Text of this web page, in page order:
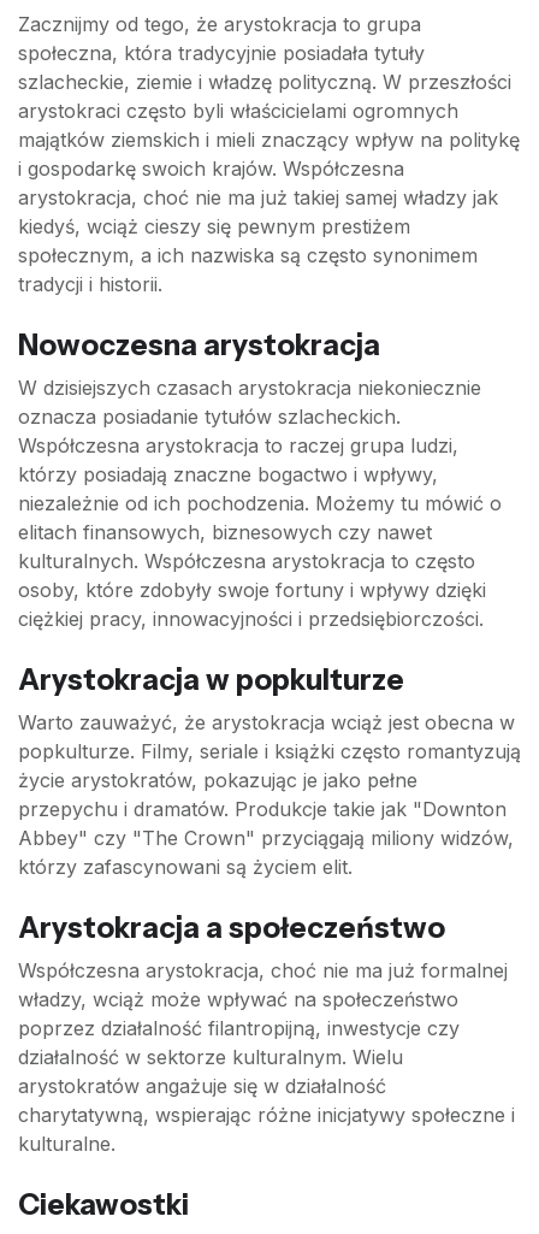
Zacznijmy od tego, że arystokracja to grupa
społeczna, która tradycyjnie posiadała tytuły
szlacheckie, ziemie i władzę polityczną. W przeszłości
arystokraci często byli właścicielami ogromnych
majątków ziemskich i mieli znaczący wpływ na politykę
i gospodarkę swoich krajów. Współczesna
arystokracja, choć nie ma już takiej samej władzy jak
kiedyś, wciąż cieszy się pewnym prestiżem
społecznym, a ich nazwiska są często synonimem
tradycji i historii.
Nowoczesna arystokracja
W dzisiejszych czasach arystokracja niekoniecznie
oznacza posiadanie tytułów szlacheckich.
Współczesna arystokracja to raczej grupa ludzi,
którzy posiadają znaczne bogactwo i wpływy,
niezależnie od ich pochodzenia. Możemy tu mówić o
elitach finansowych, biznesowych czy nawet
kulturalnych. Współczesna arystokracja to często
osoby, które zdobyły swoje fortuny i wpływy dzięki
ciężkiej pracy, innowacyjności i przedsiębiorczości.
Arystokracja w popkulturze
Warto zauważyć, że arystokracja wciąż jest obecna w
popkulturze. Filmy, seriale i książki często romantyzują
życie arystokratów, pokazując je jako pełne
przepychu i dramatów. Produkcje takie jak "Downton
Abbey" czy "The Crown" przyciągają miliony widzów,
którzy zafascynowani są życiem elit.
Arystokracja a społeczeństwo
Współczesna arystokracja, choć nie ma już formalnej
władzy, wciąż może wpływać na społeczeństwo
poprzez działalność filantropijną, inwestycje czy
działalność w sektorze kulturalnym. Wielu
arystokratów angażuje się w działalność
charytatywną, wspierając różne inicjatywy społeczne i
kulturalne.
Ciekawostki